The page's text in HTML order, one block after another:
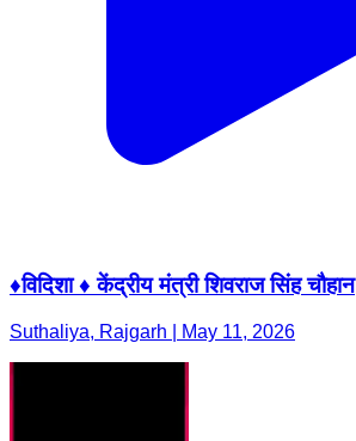
♦️विदिशा ♦️ केंद्रीय मंत्री शिवराज सिंह चौहान
Suthaliya, Rajgarh | May 11, 2026